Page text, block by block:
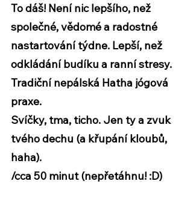
To dáš! Není nic lepšího, než
společné, vědomé a radostné
nastartování týdne. Lepší, než
odkládání budíku a ranní stresy.
Tradiční nepálská Hatha jógová
praxe.
Svíčky, tma, ticho. Jen ty a zvuk
tvého dechu (a křupání kloubů,
haha).
/cca 50 minut (nepřetáhnu! :D)